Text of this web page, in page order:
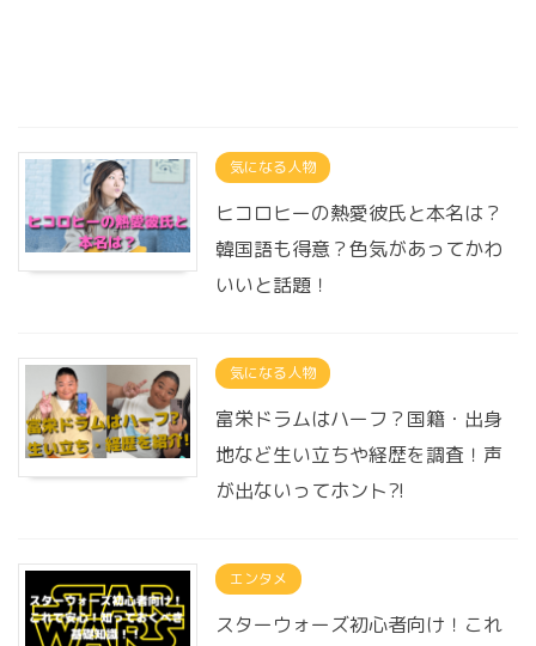
気になる人物
ヒコロヒーの熱愛彼氏と本名は？
韓国語も得意？色気があってかわ
いいと話題！
気になる人物
富栄ドラムはハーフ？国籍・出身
地など生い立ちや経歴を調査！声
が出ないってホント?!
エンタメ
スターウォーズ初心者向け！これ